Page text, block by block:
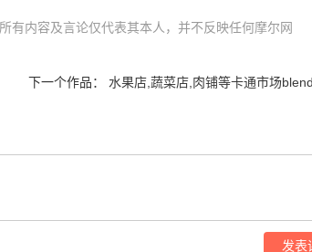
有内容及言论仅代表其本人，并不反映任何摩尔网
下一个作品： 水果店,蔬菜店,肉铺等卡通市场
发表